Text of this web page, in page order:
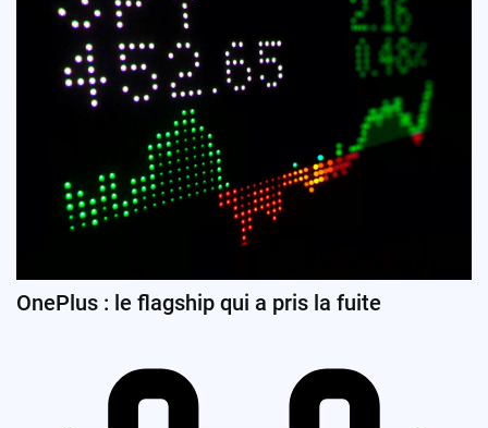
OnePlus : le flagship qui a pris la fuite